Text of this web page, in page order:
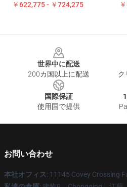
￥622,775 - ￥724,275
世界中に配送
200カ国以上に配送
ク
国際保証
使用国で提供
お問い合わせ
本社オフィス: 11145 Covey Crossing